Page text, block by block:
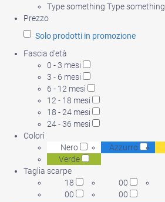
Type something Type something
Prezzo
Solo prodotti in promozione
Fascia d'età
0 - 3 mesi
3 - 6 mesi
6 - 12 mesi
12 - 18 mesi
18 - 24 mesi
24 - 36 mesi
Colori
Nero
Azzurro
Verde
Taglia scarpe
18
00
00
00